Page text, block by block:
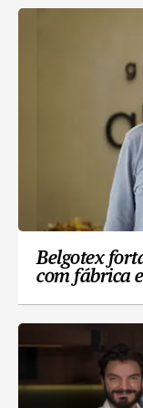
Belgotex
com fábrica